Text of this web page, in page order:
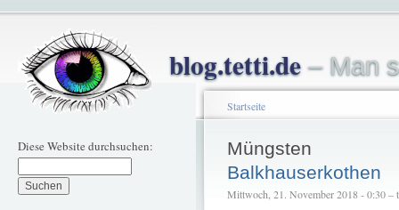
blog.tetti.de– Man
Diese Website durchsuchen:
Startseite
Müngsten
Balkhauserkothen
Mittwoch, 21. November 2018 - 0:30 –